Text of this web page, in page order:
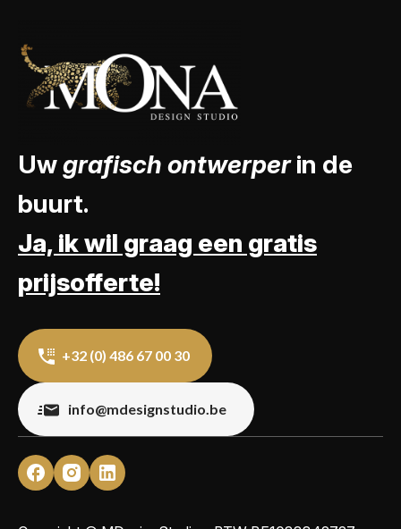
Uwgrafisch ontwerperin de
buurt.
Ja, ik wil graag een gratis
prijsofferte!
+32 (0) 486 67 00 30
info@mdesignstudio.be